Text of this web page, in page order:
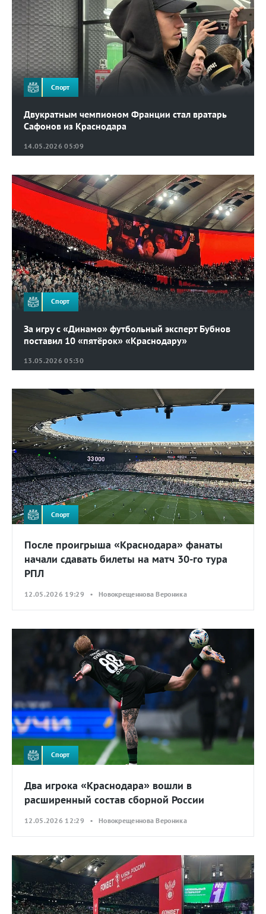
14.05.2026 05:09
Двукратным чемпионом Франции стал вратарь
Сафонов из Краснодара
Спорт
13.05.2026 05:30
За игру с «Динамо» футбольный эксперт Бубнов
поставил 10 «пятёрок» «Краснодару»
Спорт
Спорт
После проигрыша «Краснодара» фанаты
начали сдавать билеты на матч 30-го тура
РПЛ
12.05.2026 19:29 • Новокрещеннова Вероника
Спорт
Два игрока «Краснодара» вошли в
расширенный состав сборной России
12.05.2026 12:29 • Новокрещеннова Вероника